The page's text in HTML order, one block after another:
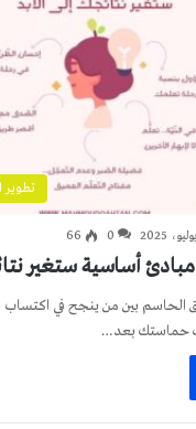
تطوير
0
66
الحاسم بين من ينجح في اكتساب
حماستك بعد…